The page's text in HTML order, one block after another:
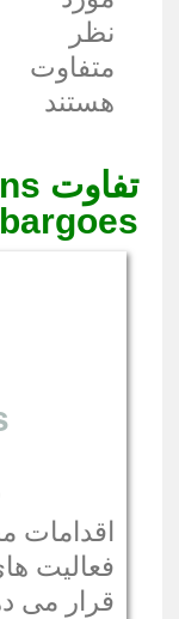
نظر
متفاوت
هستند
تفاوت
اقدامات
فعالیت
قرار می